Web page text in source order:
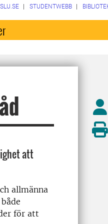
SLU.SE STUDENTWEBB
att
allmänna
för att